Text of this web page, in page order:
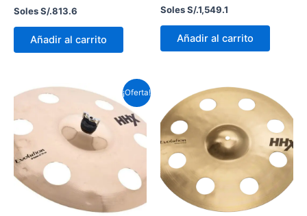
Soles S/.813.6
Añadir al carrito
Soles S/.1,549.1
Añadir al carrito
¡Oferta!
El
precio
original
era:
Soles
S/.897.0.
El
precio
actual
es:
Soles
S/.810.8.